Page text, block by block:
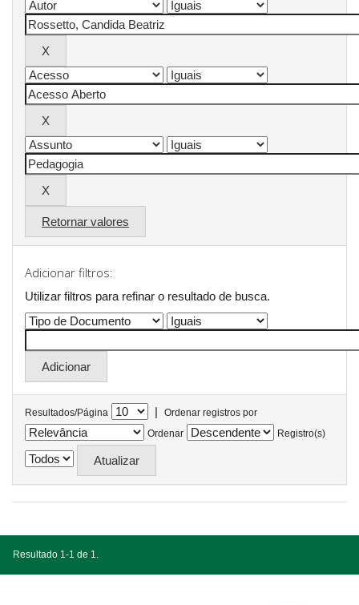
Retornar valores
Adicionar filtros:
Utilizar filtros para refinar o resultado de busca.
Resultados/Página |
Ordenar registros por
Ordenar
Registro(s)
Resultado 1-1 de 1.